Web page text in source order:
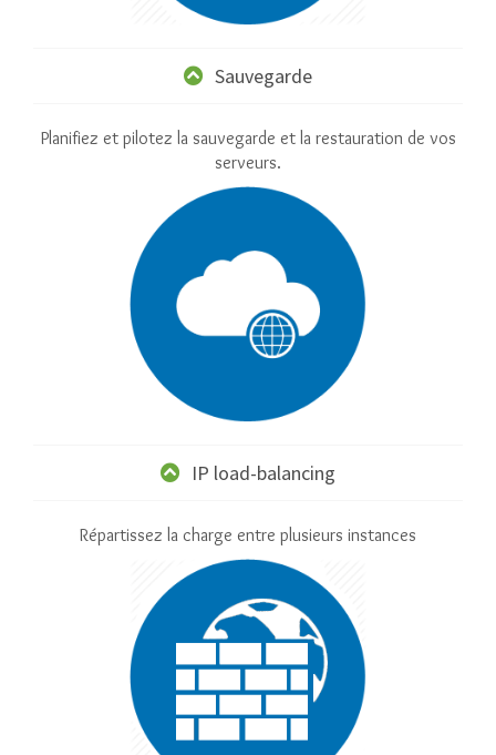
Sauvegarde
Planifiez et pilotez la sauvegarde et la restauration de vos
serveurs.
IP load-balancing
Répartissez la charge entre plusieurs instances